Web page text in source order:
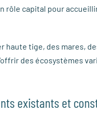
rôle capital pour
tige, des mares,
des écosystèmes
existants et